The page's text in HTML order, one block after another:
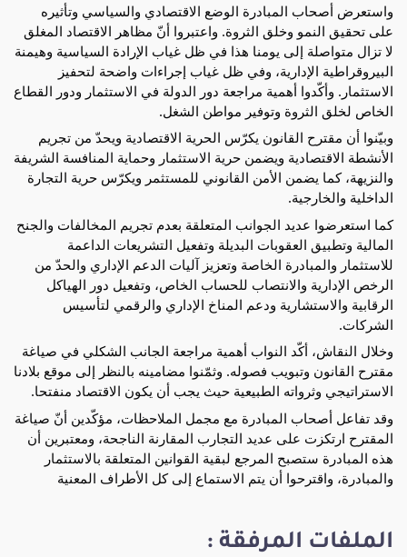
واستعرض أصحاب المبادرة الوضع الاقتصادي والسياسي وتأثيره
على تحقيق النمو وخلق الثروة. واعتبروا أنّ مظاهر الاقتصاد المغلق
لا تزال متواصلة إلى يومنا هذا في ظل غياب الإرادة السياسية وهيمنة
البيروقراطية الإدارية، وفي ظل غياب إجراءات واضحة لتحفيز
الاستثمار. وأكّدوا أهمية مراجعة دور الدولة في الاستثمار ودور القطاع
الخاص لخلق الثروة وتوفير مواطن الشغل.
وبيّنوا أن مقترح القانون يكرّس الحرية الاقتصادية ويحدّ من تجريم
الأنشطة الاقتصادية ويضمن حرية الاستثمار وحماية المنافسة الشريفة
والنزيهة، كما يضمن الأمن القانوني للمستثمر ويكرّس حرية التجارة
الداخلية والخارجية.
كما استعرضوا عديد الجوانب المتعلقة بعدم تجريم المخالفات والجنح
المالية وتطبيق العقوبات البديلة وتفعيل التشريعات الداعمة
للاستثمار والمبادرة الخاصة وتعزيز آليات الدعم الإداري والحدّ من
الرخص الإدارية والانتصاب للحساب الخاص، وتفعيل دور الهياكل
الرقابية والاستشارية ودعم المناخ الإداري والرقمي لتأسيس
الشركات.
وخلال النقاش، أكّد النواب أهمية مراجعة الجانب الشكلي في صياغة
مقترح القانون وتبويب فصوله. وثمّنوا مضامينه بالنظر إلى موقع بلادنا
الاستراتيجي وثرواته الطبيعية حيث يجب أن يكون الاقتصاد منفتحا.
وقد تفاعل أصحاب المبادرة مع مجمل الملاحظات، مؤكّدين أنّ صياغة
المقترح ارتكزت على عديد التجارب المقارنة الناجحة، ومعتبرين أن
هذه المبادرة ستصبح المرجع لبقية القوانين المتعلقة بالاستثمار
والمبادرة، واقترحوا أن يتم الاستماع إلى كل الأطراف المعنية
الملفات المرفقة :